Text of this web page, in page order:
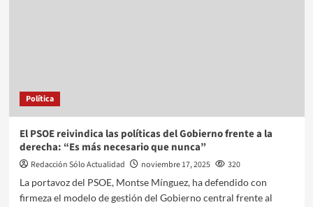
Política
El PSOE reivindica las políticas del Gobierno frente a la
derecha: “Es más necesario que nunca”
Redacción Sólo Actualidad noviembre 17, 2025
320
La portavoz del PSOE, Montse Mínguez, ha defendido con
firmeza el modelo de gestión del Gobierno central frente al